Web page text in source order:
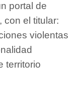
portal de
con el titular:
violentas
territorio